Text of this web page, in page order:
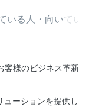
いる人・向いてい
客様のビジネス革新
ーションを提供し